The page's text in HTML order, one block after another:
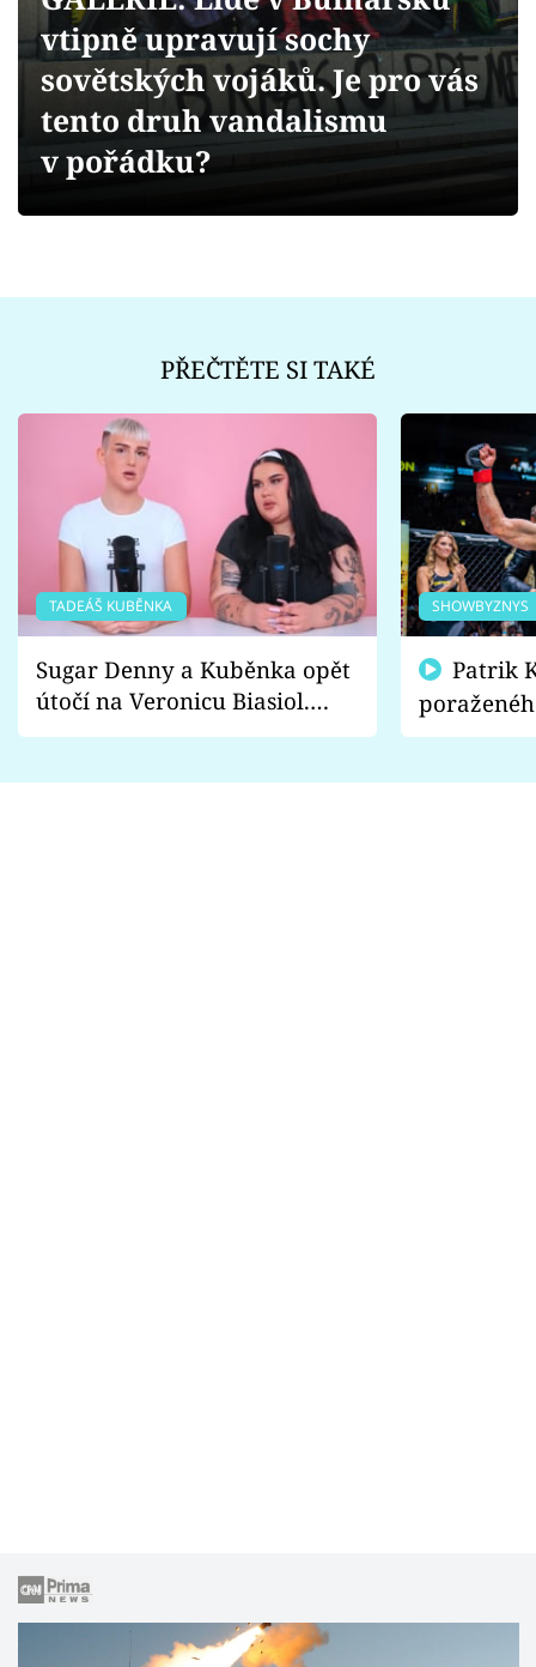
Videa
Sledujte prima+
vtipně upravují sochy
sovětských vojáků. Je pro vás
tento druh vandalismu
v pořádku?
PŘEČTĚTE SI TAKÉ
TADEÁŠ KUBĚNKA
Sugar Denny a Kuběnka opět
útočí na Veronicu Biasiol.
Proč je podle nich falešná a
SHOWBYZNYS
fanoušci